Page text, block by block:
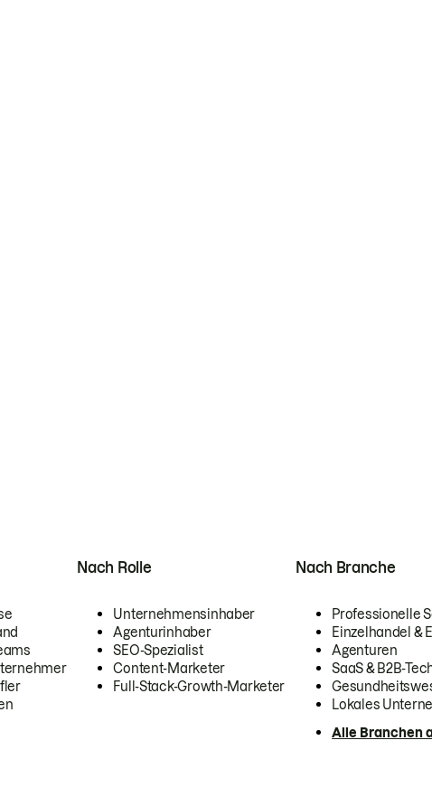
Nach Rolle
Unternehmensinhaber
Agenturinhaber
SEO-Spezialist
Content-Marketer
Full-Stack-Growth-Marketer
Nach Branche
Professionelle
Einzelhandel &
Agenturen
SaaS & B2B-
Lokales
Alle Branchen